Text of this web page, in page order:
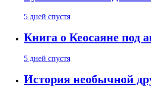
5 дней спустя
Книга о Кеосаяне под
5 дней спустя
История необычной